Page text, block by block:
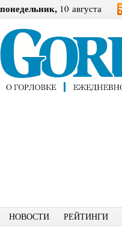
понедельник, 10 августа
НОВОСТИ РЕЙТИНГИ